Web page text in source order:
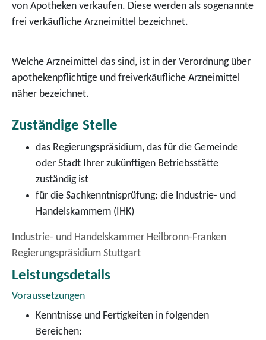
von Apotheken verkaufen. Diese werden als sogenannte
frei verkäufliche Arzneimittel bezeichnet.
Welche Arzneimittel das sind, ist in der Verordnung über
apothekenpflichtige und freiverkäufliche Arzneimittel
näher bezeichnet.
Zuständige Stelle
das Regierungspräsidium, das für die Gemeinde
oder Stadt Ihrer zukünftigen Betriebsstätte
zuständig ist
für die Sachkenntnisprüfung: die Industrie- und
Handelskammern (IHK)
Industrie- und Handelskammer Heilbronn-Franken
Regierungspräsidium Stuttgart
Leistungsdetails
Voraussetzungen
Kenntnisse und Fertigkeiten in folgenden
Bereichen: